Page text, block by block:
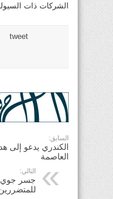
الشركات ذات
tweet
السابق:
الكندري يدعو إلى
العاصمة
التالي:
جسر جوي